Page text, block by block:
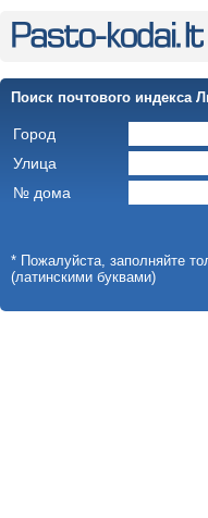
Поиск почтового индекса
Город
Улица
№ дома
* Пожалуйста, заполняйте
(латинскими буквами)